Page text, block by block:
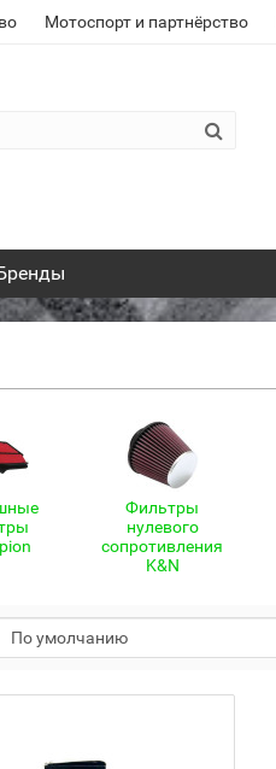
Мотоспорт и партнёрство
Фильтры
нулевого
сопротивления
K&N